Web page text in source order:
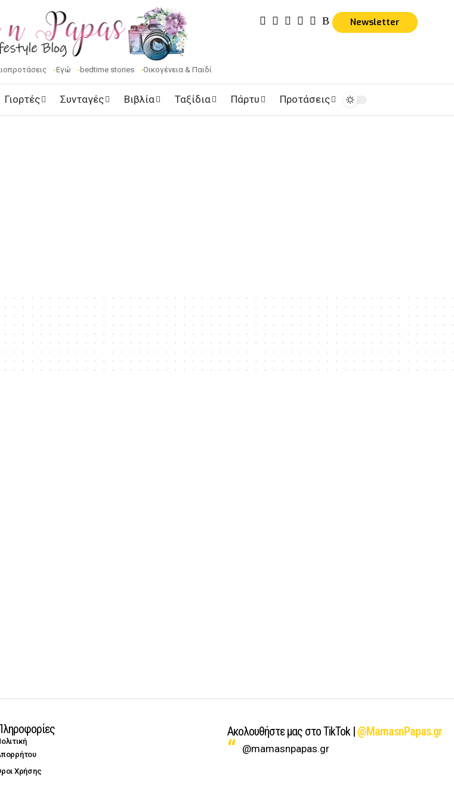
Εγώ bedtime stories Οικογένεια & Παιδί
Newsletter
Γιορτές Συνταγές Βιβλία Ταξίδια Πάρτυ Προτάσεις
Χρήσης
Ακολουθήστε μας στο TikTok | @MamasnPapas.gr
@mamasnpapas.gr